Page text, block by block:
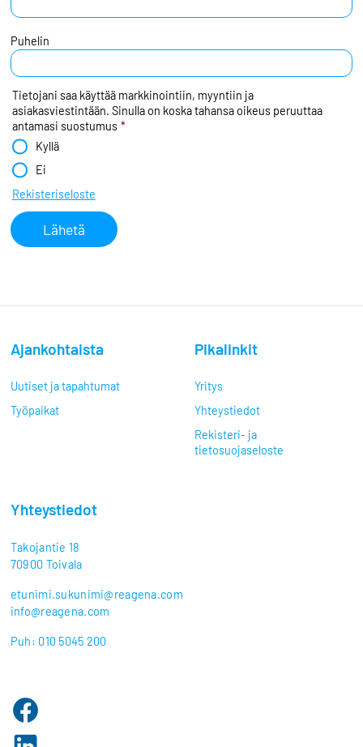
Puhelin
Tietojani saa käyttää markkinointiin, myyntiin ja
asiakasviestintään. Sinulla on koska tahansa oikeus peruuttaa
antamasi suostumus *
Kyllä
Ei
Rekisteriseloste
Ajankohtaista
Uutiset ja tapahtumat
Työpaikat
Pikalinkit
Yritys
Yhteystiedot
Rekisteri- ja
tietosuojaseloste
Yhteystiedot
Takojantie 18
70900 Toivala
etunimi.sukunimi@reagena.com
info@reagena.com
Puh: 010 5045 200